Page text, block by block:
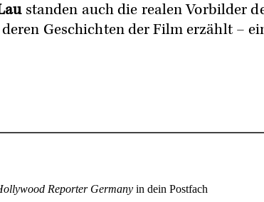
standen auch die realen Vorbilder
Geschichten der Film erzählt –
Reporter Germany in dein Postfach